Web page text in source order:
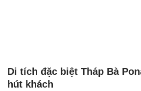
Di tích đặc biệt Tháp Bà
hút khách